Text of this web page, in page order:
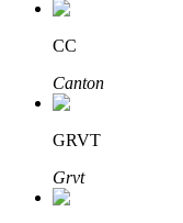
Naucz się stakingu
Dowiedz się, jak
CC
Canton
GRVT
Grvt